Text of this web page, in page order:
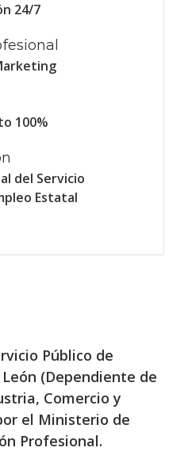
24/7
100%
del Servicio
Estatal
Público de
(Dependiente de
Comercio y
el Ministerio de
Profesional.